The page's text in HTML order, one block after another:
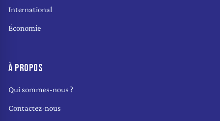
International
Économie
À PROPOS
Qui sommes-nous ?
Contactez-nous